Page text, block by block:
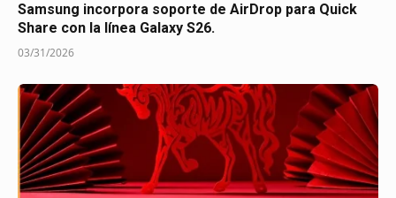
Samsung incorpora soporte de AirDrop para Quick
Share con la línea Galaxy S26.
03/31/2026